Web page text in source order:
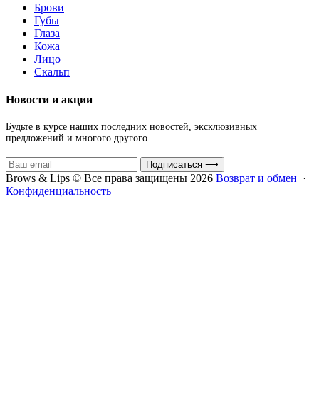
Брови
Губы
Глаза
Кожа
Лицо
Скальп
Новости и акции
Будьте в курсе наших последних новостей, эксклюзивных
предложений и многого другого.
Подписаться ⟶
Brows & Lips © Все права защищены 2026 Возврат и обмен ·
Конфиденциальность